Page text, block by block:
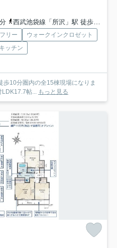
西武池袋線「所沢」駅 徒歩21分
リー
ウォークインクロゼット
ッチン
10分圏内の全15棟現場になりま
LDK17.7帖... もっと見る